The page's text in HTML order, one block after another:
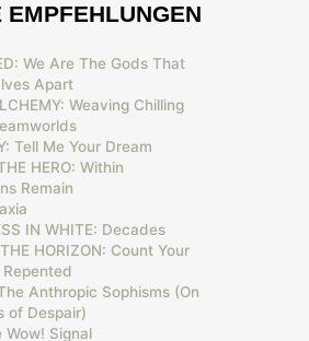
We Are The Gods That
Apart
Weaving Chilling
Tell Me Your Dream
HERO: Within
Remain
IN WHITE: Decades
HORIZON: Count Your
Anthropic Sophisms (On
of Despair)
Wow! Signal